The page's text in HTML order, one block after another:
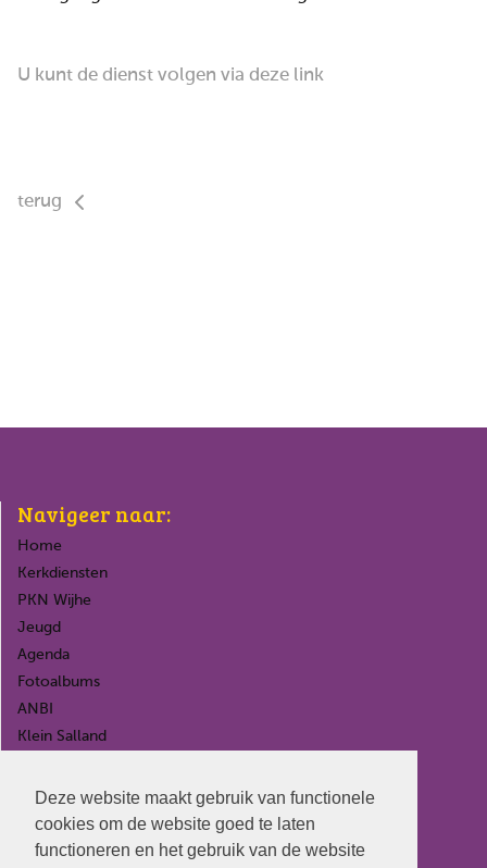
Deze website maakt gebruik van functionele
cookies om de website goed te laten
functioneren en het gebruik van de website
U kunt de dienst volgen via deze link
terug
Navigeer naar:
Home
Kerkdiensten
PKN Wijhe
Jeugd
Agenda
Fotoalbums
ANBI
Klein Salland